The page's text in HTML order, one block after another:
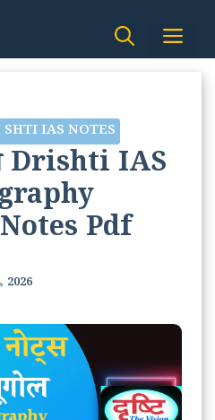
SHTI IAS NOTES
Drishti IAS
Pdf
2026